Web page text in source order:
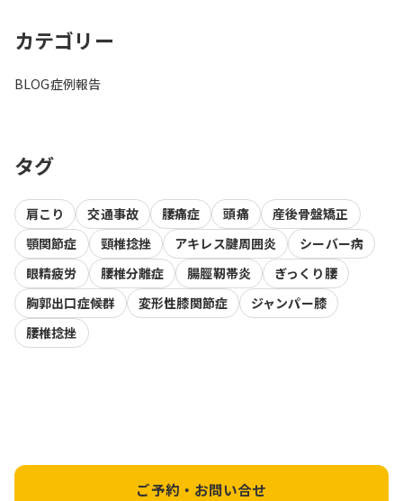
カテゴリー
BLOG症例報告
タグ
肩こり 交通事故 腰痛症 頭痛
産後骨盤矯正
顎関節症
頸椎捻挫 アキレス腱周囲炎
シーバー病
眼精疲労
腰椎分離症 腸脛靭帯炎
ぎっくり腰
胸郭出口症候群
変形性膝関節症
ジャンパー膝
腰椎捻挫
ご予約・お問い合せ